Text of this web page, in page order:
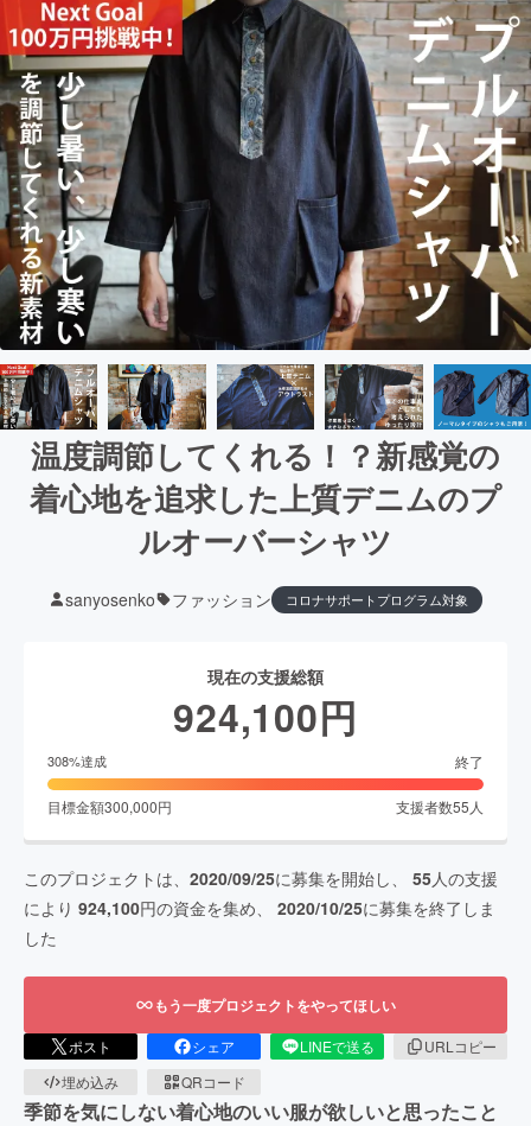
温度調節してくれる！？新感覚の
着心地を追求した上質デニムのプ
ルオーバーシャツ
sanyosenko ファッション コロナサポートプログラム対象
現在の支援総額
924,100円
308%達成 終了
目標金額300,000円 支援者数55 人
このプロジェクトは、 2020/09/25に募集を開始し、 55人の支援
により 924,100円の資金を集め、 2020/10/25に募集を終了しま
した
もう一度プロジェクトをやってほしい
ポスト シェア LINEで送る
URLコピー
埋め込み
QRコード
季節を気にしない着心地のいい服が欲しいと思ったこと